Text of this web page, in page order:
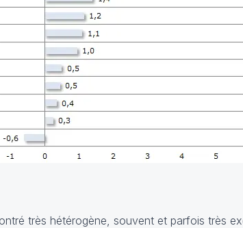
très hétérogène, souvent et parfois très